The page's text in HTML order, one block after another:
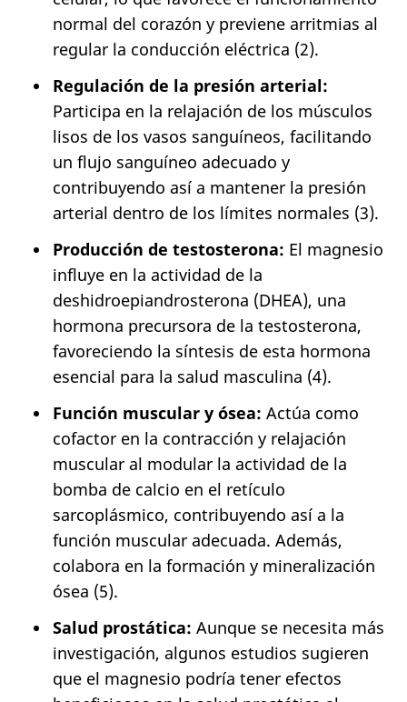
normal del corazón y previene arritmias al
regular la conducción eléctrica (2).
Regulación de la presión arterial:
Participa en la relajación de los músculos
lisos de los vasos sanguíneos, facilitando
un flujo sanguíneo adecuado y
contribuyendo así a mantener la presión
arterial dentro de los límites normales (3).
Producción de testosterona: El magnesio
influye en la actividad de la
deshidroepiandrosterona (DHEA), una
hormona precursora de la testosterona,
favoreciendo la síntesis de esta hormona
esencial para la salud masculina (4).
Función muscular y ósea: Actúa como
cofactor en la contracción y relajación
muscular al modular la actividad de la
bomba de calcio en el retículo
sarcoplásmico, contribuyendo así a la
función muscular adecuada. Además,
colabora en la formación y mineralización
ósea (5).
Salud prostática: Aunque se necesita más
investigación, algunos estudios sugieren
que el magnesio podría tener efectos